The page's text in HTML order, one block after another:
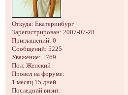
Откуда: Екатеринбург
Зарегистрирован: 2007-07-28
Приглашений: 0
Сообщений: 5225
Уважение: +769
Пол: Женский
Провел на форуме:
1 месяц 15 дней
Последний визит: